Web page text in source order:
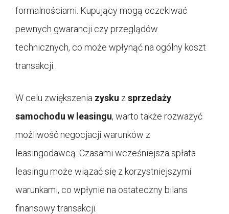
formalnościami. Kupujący mogą oczekiwać
pewnych gwarancji czy przeglądów
technicznych, co może wpłynąć na ogólny koszt
transakcji.
W celu zwiększenia zysku z sprzedaży
samochodu w leasingu, warto także rozważyć
możliwość negocjacji warunków z
leasingodawcą. Czasami wcześniejsza spłata
leasingu może wiązać się z korzystniejszymi
warunkami, co wpłynie na ostateczny bilans
finansowy transakcji.